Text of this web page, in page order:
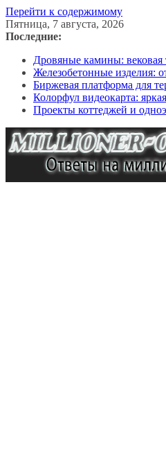
Перейти к содержимому
Пятница, 7 августа, 2026
Последние:
Дровяные камины: вековая
Железобетонные изделия:
Биржевая платформа для
Колорфул видеокарта:
Проекты коттеджей и